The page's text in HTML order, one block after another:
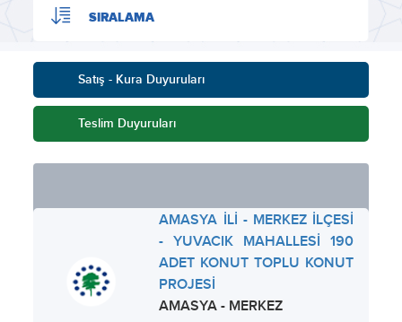
SIRALAMA
Satış - Kura Duyuruları
Teslim Duyuruları
AMASYA İLİ - MERKEZ İLÇESİ
- YUVACIK MAHALLESİ 190
ADET KONUT TOPLU KONUT
PROJESİ
AMASYA - MERKEZ